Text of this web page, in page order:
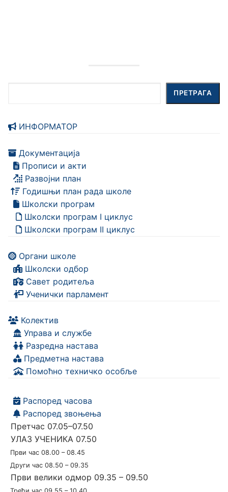
ПРЕТРАГА
ИНФОРМАТОР
Документација
Прописи и акти
Развојни план
Годишњи план рада школе
Школски програм
Школски програм I циклус
Школски програм II циклус
Органи школе
Школски одбор
Савет родитеља
Ученички парламент
Колектив
Управа и службе
Разредна настава
Предметна настава
Помоћно техничко особље
Распоред часова
Распоред звоњења
Претчас 07.05–07.50
УЛАЗ УЧЕНИКА 07.50
Први час 08.00 – 08.45
Други час 08.50 – 09.35
Први велики одмор 09.35 – 09.50